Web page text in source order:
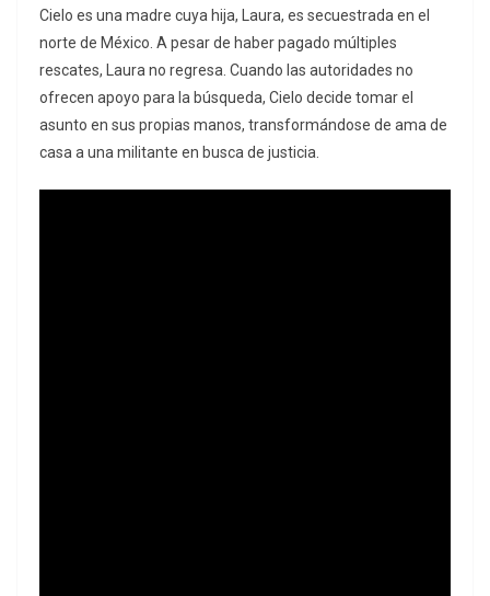
Cielo es una madre cuya hija, Laura, es secuestrada en el
norte de México. A pesar de haber pagado múltiples
rescates, Laura no regresa. Cuando las autoridades no
ofrecen apoyo para la búsqueda, Cielo decide tomar el
asunto en sus propias manos, transformándose de ama de
casa a una militante en busca de justicia.